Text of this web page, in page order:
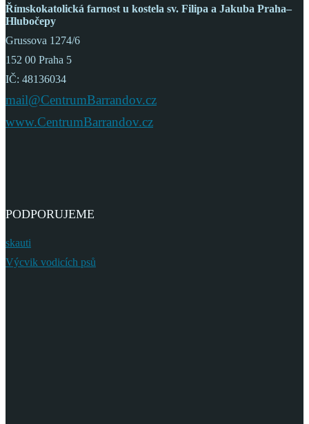
Římskokatolická farnost u kostela sv. Filipa a Jakuba Praha–
Hlubočepy
Grussova 1274/6
152 00 Praha 5
IČ: 48136034
mail@CentrumBarrandov.cz
www.CentrumBarrandov.cz
PODPORUJEME
skauti
Výcvik vodicích psů